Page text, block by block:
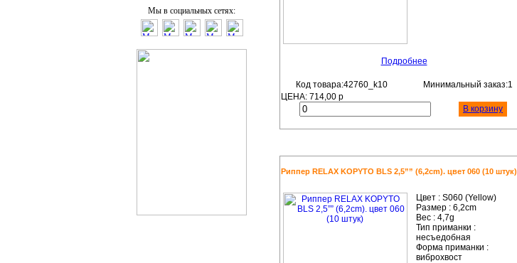
Мы в социальных сетях:
Подробнее
Код товара:42760_k10
Минимальный заказ:1
ЦЕНА: 714,00 р
В корзину
Риппер RELAX KOPYTO BLS 2,5”” (6,2cm). цвет 060 (10 штук)
Цвет : S060 (Yellow)
Размер : 6,2cm
Вес : 4,7g
Тип приманки :
несъедобная
Форма приманки :
виброхвост